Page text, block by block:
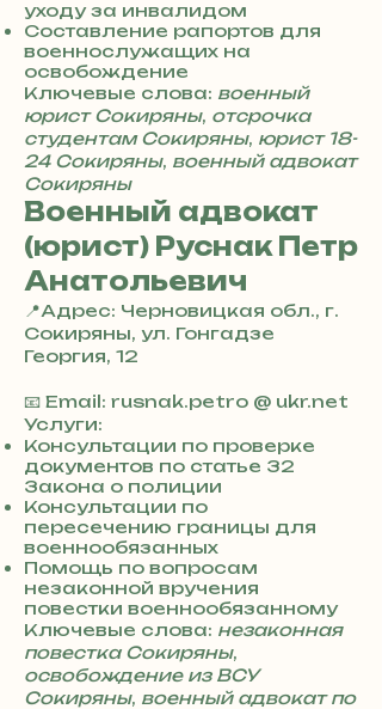
уходу за инвалидом
Составление рапортов для
военнослужащих на
освобождение
Ключевые слова: военный
юрист Сокиряны, отсрочка
студентам Сокиряны, юрист 18-
24 Сокиряны, военный адвокат
Сокиряны
Военный адвокат
(юрист) Руснак Петр
Анатольевич
📍Адрес: Черновицкая обл., г.
Сокиряны, ул. Гонгадзе
Георгия, 12
3
8
0
7
3
0
4
8
5
7
8
4
📧 Email: rusnak.petro @ ukr.net
Услуги:
Консультации по проверке
документов по статье 32
Закона о полиции
Консультации по
пересечению границы для
военнообязанных
Помощь по вопросам
незаконной вручения
повестки военнообязанному
Ключевые слова: незаконная
повестка Сокиряны,
освобождение из ВСУ
Сокиряны, военный адвокат по